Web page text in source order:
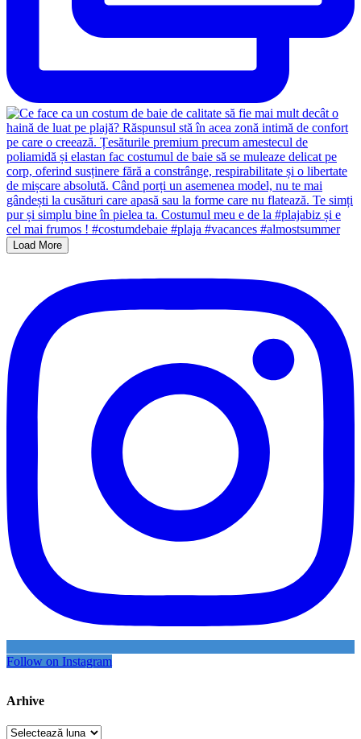
Load More
Follow on Instagram
Arhive
Arhive